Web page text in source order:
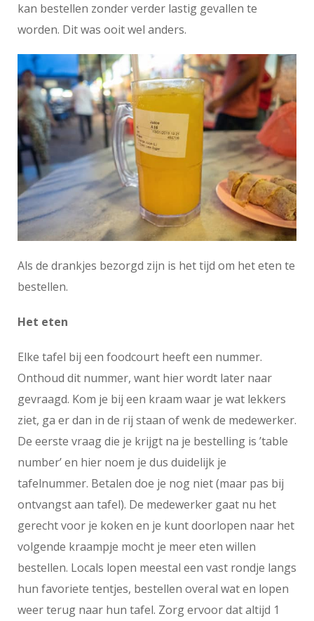
kan bestellen zonder verder lastig gevallen te
worden. Dit was ooit wel anders.
Als de drankjes bezorgd zijn is het tijd om het eten te
bestellen.
Het eten
Elke tafel bij een foodcourt heeft een nummer.
Onthoud dit nummer, want hier wordt later naar
gevraagd. Kom je bij een kraam waar je wat lekkers
ziet, ga er dan in de rij staan of wenk de medewerker.
De eerste vraag die je krijgt na je bestelling is ’table
number’ en hier noem je dus duidelijk je
tafelnummer. Betalen doe je nog niet (maar pas bij
ontvangst aan tafel). De medewerker gaat nu het
gerecht voor je koken en je kunt doorlopen naar het
volgende kraampje mocht je meer eten willen
bestellen. Locals lopen meestal een vast rondje langs
hun favoriete tentjes, bestellen overal wat en lopen
weer terug naar hun tafel. Zorg ervoor dat altijd 1